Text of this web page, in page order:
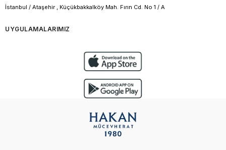
İstanbul / Ataşehir , Küçükbakkalköy Mah. Fırın Cd. No 1 / A
UYGULAMALARIMIZ